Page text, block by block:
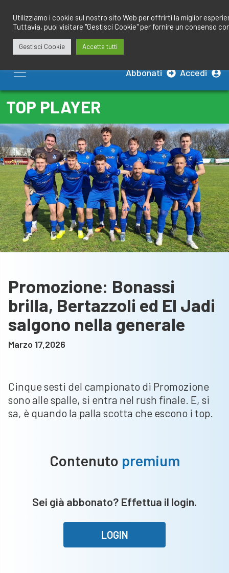
contenuto
Abbonati Accedi
TOP PLAYER
Promozione: Bonassi
brilla, Bertazzoli ed El Jadi
salgono nella generale
Marzo 17,2026
Cinque sesti del campionato di Promozione
sono alle spalle, si entra nel rush finale. E, si
sa, è quando la palla scotta che escono i top.
Contenuto premium
Sei già abbonato? Effettua il login.
LOGIN
Utilizziamo i cookie sul nostro sito Web per offrirti la miglior
Tuttavia, puoi visitare "Gestisci Cookie" per fornire un consenso
Gestisci Cookie Accetta tutti